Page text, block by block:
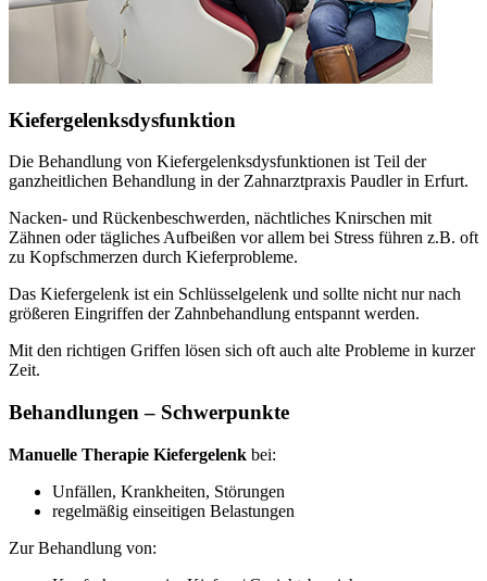
Kiefergelenksdysfunktion
Die Behandlung von Kiefergelenksdysfunktionen ist Teil der
ganzheitlichen Behandlung in der Zahnarztpraxis Paudler in Erfurt.
Nacken- und Rückenbeschwerden, nächtliches Knirschen mit
Zähnen oder tägliches Aufbeißen vor allem bei Stress führen z.B. oft
zu Kopfschmerzen durch Kieferprobleme.
Das Kiefergelenk ist ein Schlüsselgelenk und sollte nicht nur nach
größeren Eingriffen der Zahnbehandlung entspannt werden.
Mit den richtigen Griffen lösen sich oft auch alte Probleme in kurzer
Zeit.
Behandlungen – Schwerpunkte
Manuelle Therapie Kiefergelenk bei:
Unfällen, Krankheiten, Störungen
regelmäßig einseitigen Belastungen
Zur Behandlung von: